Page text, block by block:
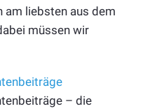
am liebsten aus dem
müssen wir
– die